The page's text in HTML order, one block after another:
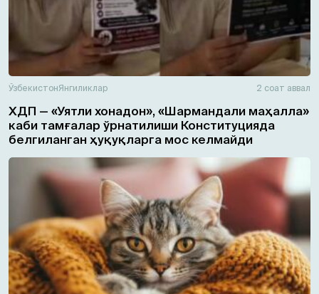
ЎзбекистонЯнгиликлар 2 соат аввал
ХДП — «Уятли хонадон», «Шармандали маҳалла»
каби тамғалар ўрнатилиши Конституцияда
белгиланган ҳуқуқларга мос келмайди